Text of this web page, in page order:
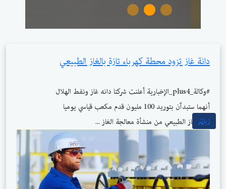
دانة غاز تزود محطة كهرباء تازة بالغاز الطبيعي
#وكالة_plus4_الإخبارية أعلنت شركتا دانه غاز ونفط الهلال
أنهما ستبدآن بتوريد 100 مليون قدم مكعب قياسي يوميا
من الغاز الطبيعي من منشأة معالجة الغاز ...
زیاتر